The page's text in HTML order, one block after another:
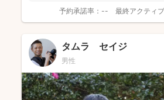
予約承諾率： -- 最終アクティブ
タムラ セイジ
男性